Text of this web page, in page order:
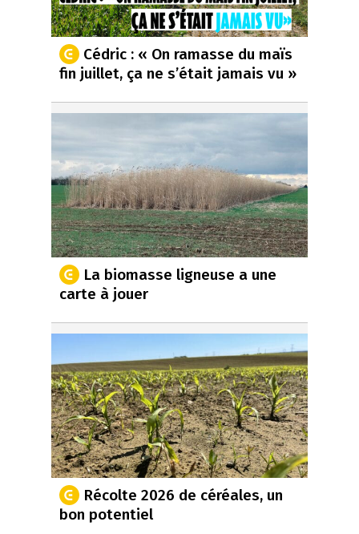
Cédric : « On ramasse du maïs
fin juillet, ça ne s’était jamais vu »
La biomasse ligneuse a une
carte à jouer
Récolte 2026 de céréales, un
bon potentiel